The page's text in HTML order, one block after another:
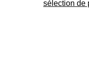
sélection de